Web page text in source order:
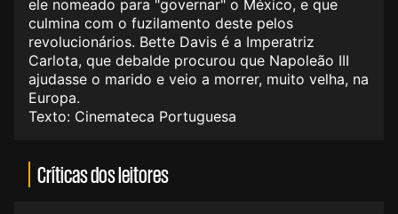
ele nomeado para "governar" o México, e que
culmina com o fuzilamento deste pelos
revolucionários. Bette Davis é a Imperatriz
Carlota, que debalde procurou que Napoleão III
ajudasse o marido e veio a morrer, muito velha, na
Europa.
Texto: Cinemateca Portuguesa
Críticas dos leitores